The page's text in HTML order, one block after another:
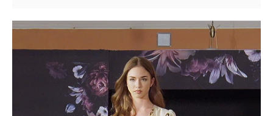
сникърсите
новите
ви
любими